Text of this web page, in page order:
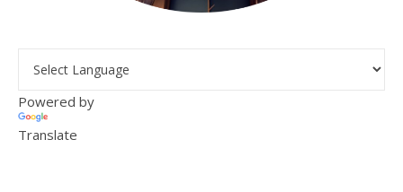
Powered by
Translate